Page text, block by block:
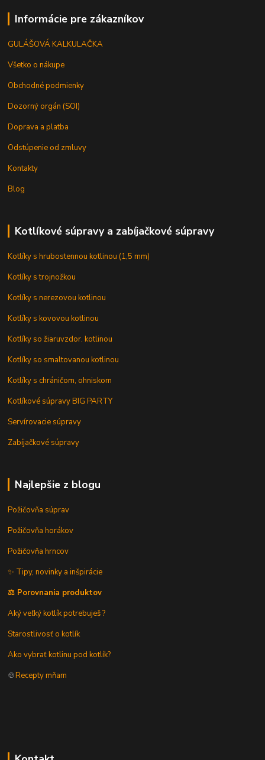
Informácie pre zákazníkov
GULÁŠOVÁ KALKULAČKA
Všetko o nákupe
Obchodné podmienky
Dozorný orgán (SOI)
Doprava a platba
Odstúpenie od zmluvy
Kontakty
Blog
Kotlíkové súpravy a zabíjačkové súpravy
Kotlíky s hrubostennou kotlinou (1,5 mm)
Kotlíky s trojnožkou
Kotlíky s nerezovou kotlinou
Kotlíky s kovovou kotlinou
Kotlíky so žiaruvzdor. kotlinou
Kotlíky so smaltovanou kotlinou
Kotlíky s chráničom, ohniskom
Kotlíkové súpravy BIG PARTY
Servírovacie súpravy
Zabíjačkové súpravy
Najlepšie z blogu
Požičovňa súprav
Požičovňa horákov
Požičovňa hrncov
✨ Tipy, novinky a inšpirácie
⚖️ Porovnania produktov
Aký veľký kotlík potrebuješ ?
Starostlivosť o kotlík
Ako vybrať kotlinu pod kotlík?
🍲Recepty mňam